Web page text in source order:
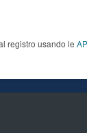
registro usando le